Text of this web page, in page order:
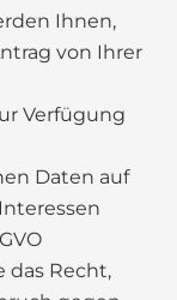
Ihnen,
von Ihrer
Verfügung
Daten auf
das Recht,